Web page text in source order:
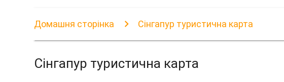
Домашня сторінка Сінгапур туристична карта
Сінгапур туристична карта